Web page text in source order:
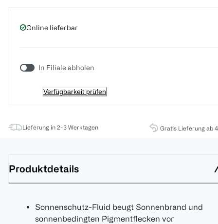
Online lieferbar
In Filiale abholen
Verfügbarkeit prüfen
Lieferung in 2-3 Werktagen Gratis Lieferung ab
Produktdetails
Sonnenschutz-Fluid beugt Sonnenbrand und
sonnenbedingten Pigmentflecken vor